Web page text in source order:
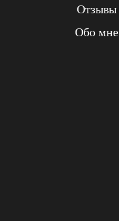
Отзывы
Обо мне